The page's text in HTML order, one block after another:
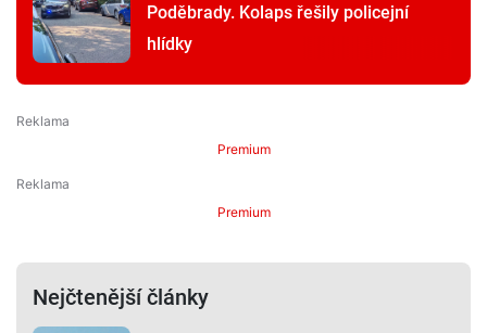
Poděbrady. Kolaps řešily policejní
hlídky
Premium
Premium
Nejčtenější články